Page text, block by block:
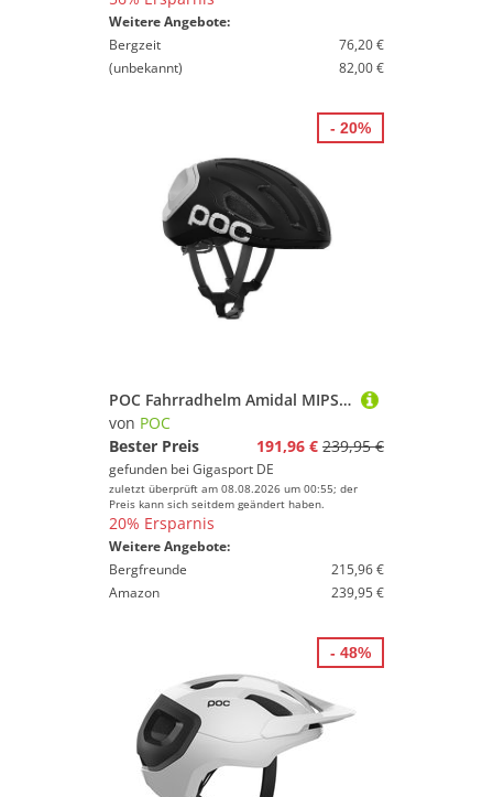
Weitere Angebote:
Bergzeit
76,20 €
(unbekannt)
82,00 €
POC Fahrradhelm Amidal MIPS schwarz | S
von POC
Bester Preis
191,96 € 239,95 €
gefunden bei Gigasport DE
zuletzt überprüft am 08.08.2026 um 00:55; der
Preis kann sich seitdem geändert haben.
20% Ersparnis
Weitere Angebote:
Bergfreunde
215,96 €
Amazon
239,95 €
- 20%
- 48%